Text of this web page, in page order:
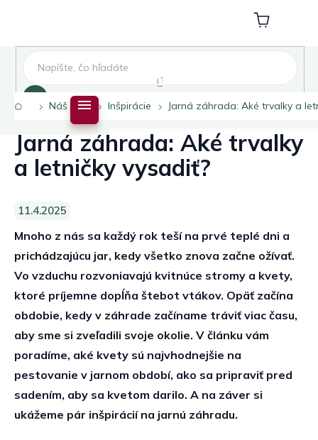
Nákupný
košík
Domov
Náš blog Inšpirácie Jarná záhrada: Aké trvalky a
Jarná záhrada: Aké trvalky
a letničky vysadiť?
11.4.2025
Mnoho z nás sa každý rok teší na prvé teplé dni a
prichádzajúcu jar, kedy všetko znova začne ožívať.
Vo vzduchu rozvoniavajú kvitnúce stromy a kvety,
ktoré príjemne dopĺňa štebot vtákov. Opäť začína
obdobie, kedy v záhrade začíname tráviť viac času,
aby sme si zveľadili svoje okolie. V článku vám
poradíme, aké kvety sú najvhodnejšie na
pestovanie v jarnom období, ako sa pripraviť pred
sadením, aby sa kvetom darilo. A na záver si
ukážeme pár inšpirácií na jarnú záhradu.